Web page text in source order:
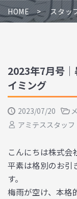
HOME スタッ
2023年7月号
イミング
2023/07/20
アミテススタッフ
こんにちは株式会
平素は格別のお引
す。
梅雨が空け、本格